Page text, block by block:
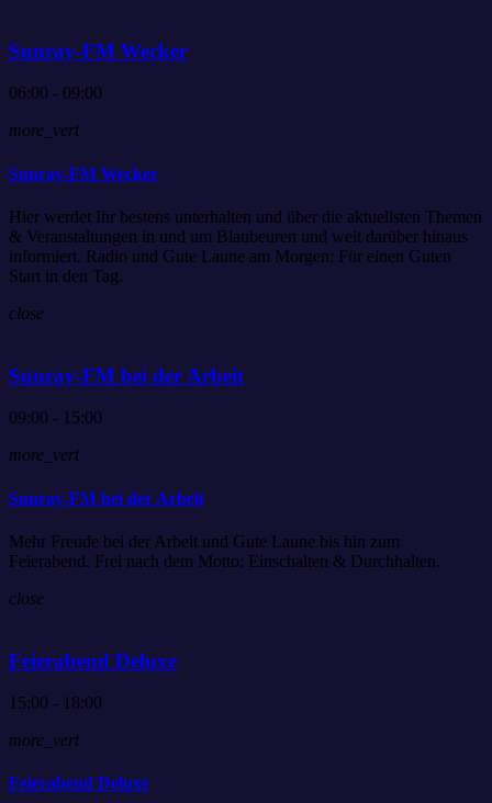
Sunray-FM Wecker
06:00 - 09:00
more_vert
Sunray-FM Wecker
Hier werdet Ihr bestens unterhalten und über die aktuellsten Themen
& Veranstaltungen in und um Blaubeuren und weit darüber hinaus
informiert. Radio und Gute Laune am Morgen; Für einen Guten
Start in den Tag.
close
Sunray-FM bei der Arbeit
09:00 - 15:00
more_vert
Sunray-FM bei der Arbeit
Mehr Freude bei der Arbeit und Gute Laune bis hin zum
Feierabend. Frei nach dem Motto: Einschalten & Durchhalten.
close
Feierabend Deluxe
15:00 - 18:00
more_vert
Feierabend Deluxe